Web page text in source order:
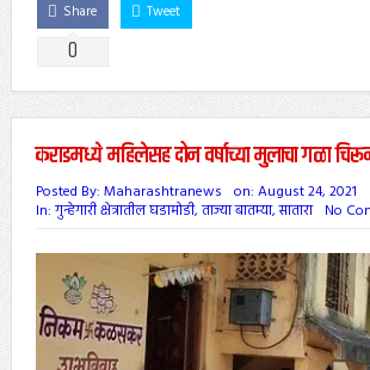
Share
0
Tweet
कराडमध्ये महिलेसह दोन वर्षाच्या मुलाचा गळा
Posted By: Maharashtranews on: August 24, 2021
In: गुन्हेगारी क्षेत्रातील घडामोडी, ताज्या बातम्या,सातारा No